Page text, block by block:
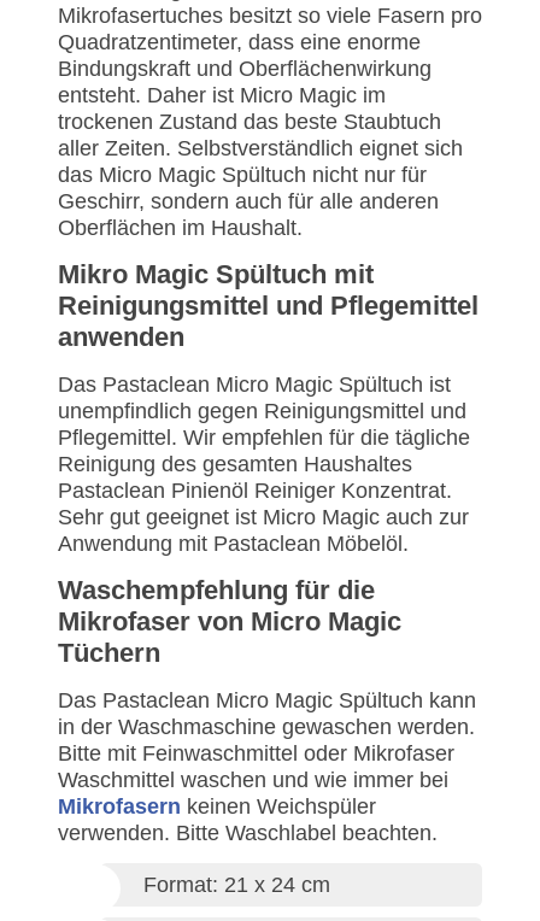
Mikrofasertuches besitzt so viele Fasern pro
Quadratzentimeter, dass eine enorme
Bindungskraft und Oberflächenwirkung
entsteht. Daher ist Micro Magic im
trockenen Zustand das beste Staubtuch
aller Zeiten. Selbstverständlich eignet sich
das Micro Magic Spültuch nicht nur für
Geschirr, sondern auch für alle anderen
Oberflächen im Haushalt.
Mikro Magic Spültuch mit
Reinigungsmittel und Pflegemittel
anwenden
Das Pastaclean Micro Magic Spültuch ist
unempfindlich gegen Reinigungsmittel und
Pflegemittel. Wir empfehlen für die tägliche
Reinigung des gesamten Haushaltes
Pastaclean Pinienöl Reiniger Konzentrat.
Sehr gut geeignet ist Micro Magic auch zur
Anwendung mit Pastaclean Möbelöl.
Waschempfehlung für die
Mikrofaser von Micro Magic
Tüchern
Das Pastaclean Micro Magic Spültuch kann
in der Waschmaschine gewaschen werden.
Bitte mit Feinwaschmittel oder Mikrofaser
Waschmittel waschen und wie immer bei
Mikrofasern keinen Weichspüler
verwenden. Bitte Waschlabel beachten.
Format: 21 x 24 cm